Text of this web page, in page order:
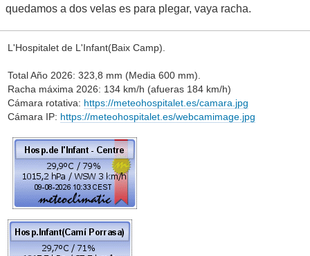
quedamos a dos velas es para plegar, vaya racha.
L'Hospitalet de L'Infant(Baix Camp).
Total Año 2026: 323,8 mm (Media 600 mm).
Racha máxima 2026: 134 km/h (afueras 184 km/h)
Cámara rotativa: https://meteohospitalet.es/camara.jpg
Cámara IP: https://meteohospitalet.es/webcamimage.jpg